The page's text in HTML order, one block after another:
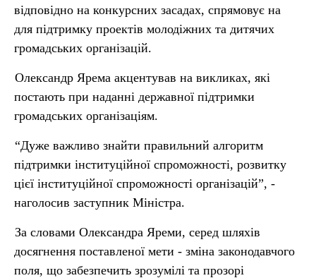
відповідно на конкурсних засадах, спрямовує на
для підтримку проектів молодіжних та дитячих
громадських організацій.
Олександр Ярема акцентував на викликах, які
постають при наданні державної підтримки
громадських організаціям.
“Дуже важливо знайти правильний алгоритм
підтримки інституційної спроможності, розвитку
цієї інституційної спроможності організацій”, -
наголосив заступник Міністра.
За словами Олександра Яреми, серед шляхів
досягнення поставленої мети - зміна законодавчого
поля, що забезпечить зрозумілі та прозорі